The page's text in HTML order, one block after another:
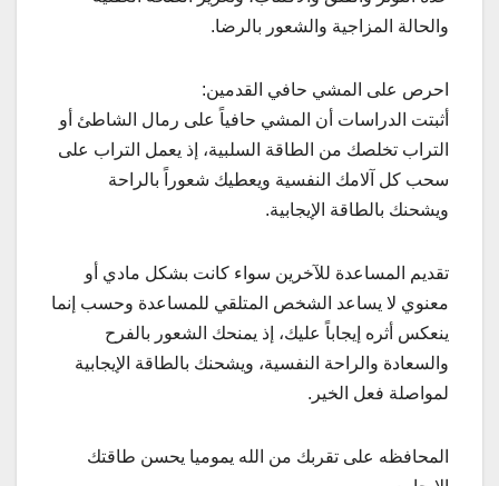
والحالة المزاجية والشعور بالرضا.
احرص على المشي حافي القدمين:
أثبتت الدراسات أن المشي حافياً على رمال الشاطئ أو
التراب تخلصك من الطاقة السلبية، إذ يعمل التراب على
سحب كل آلامك النفسية ويعطيك شعوراً بالراحة
ويشحنك بالطاقة الإيجابية.
تقديم المساعدة للآخرين سواء كانت بشكل مادي أو
معنوي لا يساعد الشخص المتلقي للمساعدة وحسب إنما
ينعكس أثره إيجاباً عليك، إذ يمنحك الشعور بالفرح
والسعادة والراحة النفسية، ويشحنك بالطاقة الإيجابية
لمواصلة فعل الخير.
المحافظه على تقربك من الله يموميا يحسن طاقتك